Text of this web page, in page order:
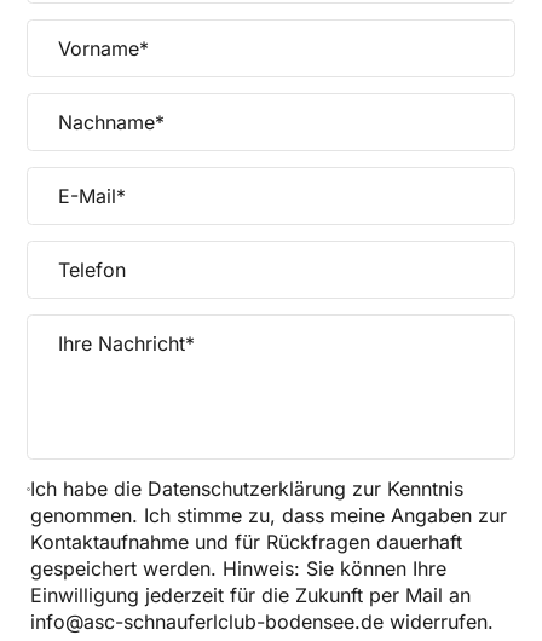
Ich habe die Datenschutzerklärung zur Kenntnis
genommen. Ich stimme zu, dass meine Angaben zur
Kontaktaufnahme und für Rückfragen dauerhaft
gespeichert werden. Hinweis: Sie können Ihre
Einwilligung jederzeit für die Zukunft per Mail an
info@asc-schnauferlclub-bodensee.de widerrufen.